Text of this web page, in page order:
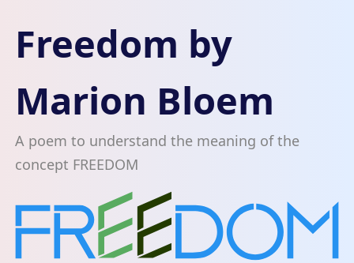
Freedom by
Marion Bloem
A poem to understand the meaning of the
concept FREEDOM